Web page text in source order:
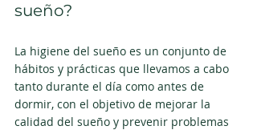
sueño?
La higiene del sueño es un conjunto de
hábitos y prácticas que llevamos a cabo
tanto durante el día como antes de
dormir, con el objetivo de mejorar la
calidad del sueño y prevenir problemas